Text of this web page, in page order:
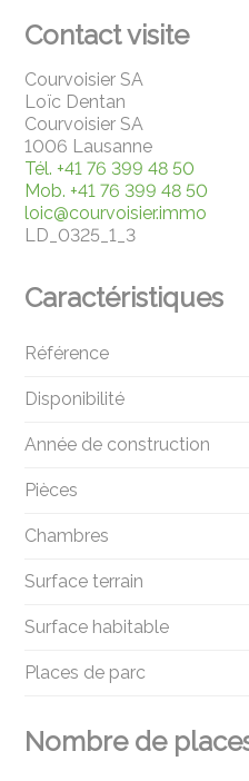
Contact visite
Courvoisier SA
Loïc Dentan
Courvoisier SA
1006 Lausanne
Tél. +41 76 399 48 50
Mob. +41 76 399 48 50
loic@courvoisier.immo
LD_0325_1_3
Caractéristiques
Référence
Disponibilité
Année de construction
Pièces
Chambres
Surface terrain
Surface habitable
Places de parc
Nombre de